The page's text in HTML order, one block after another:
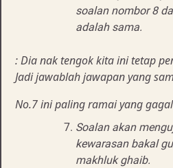
soalan nombor 8
adalah sama.
: Dia nak tengok kita ini tetap
Jadi jawablah jawapan yang
No.7 ini paling ramai yang
Soalan akan
kewarasan bakal
makhluk ghaib.